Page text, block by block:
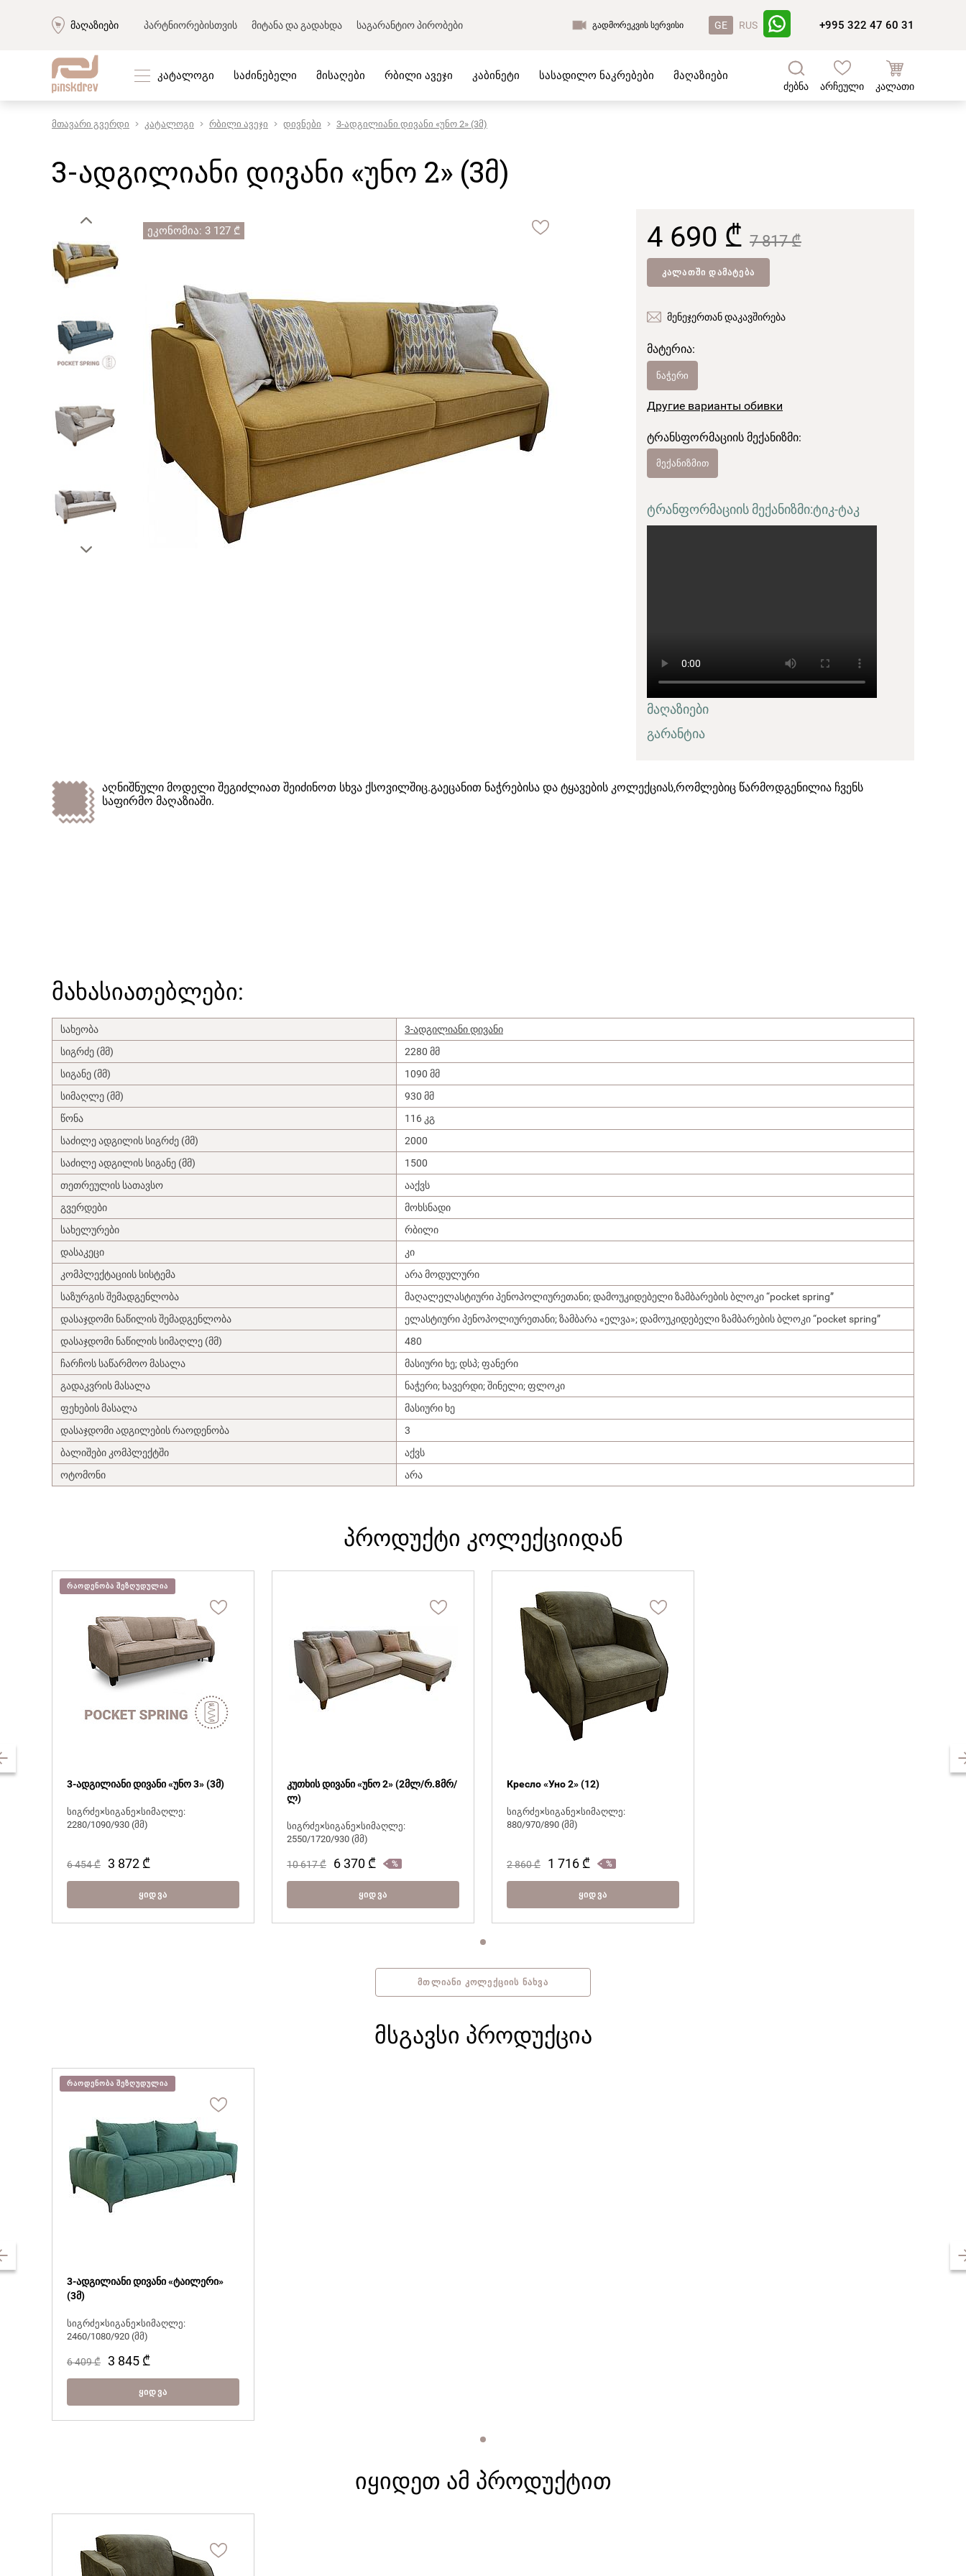
მჭირდება ვიდეოკონსულტაცია
მაღაზიები პარტნიორებისთვის მიტანა და გადახდა საგარანტიო პირობები გადმორეკვის სერვისი GE RUS +995 322 47 60 31
კატალოგი
რბილი ავეჯი
დივნები
«პრემიუმ» დივნები
ტყავის დივნები
კუთხის დივნები
სწორი დივნები
სავარძლები
პუფი-ბანკეტკები
რბილი საწოლები
კორპუსის ავეჯი
საძინებლის ავეჯი
შემოსასვლელის ავეჯი
სკამები
ტუმბოები
დეკორატიული ელემენტები
ბალიშები
გადასაფარებელი
რბილი საწოლები
საძინებელი მისაღები რბილი ავეჯი კაბინეტი სასადილო ნაკრებები მაღაზიები
ძებნა არჩეული კალათი
მთავარი გვერდი კატალოგი რბილი ავეჯი დივნები 3-ადგილიანი დივანი «უნო 2» (3მ)
3-ადგილიანი დივანი «უნო 2» (3მ)
ეკონომია: 3 127 ₾ 4 690 ₾ 7 817 ₾
ᲙᲐᲚᲐᲗᲨᲘ ᲓᲐᲛᲐᲢᲔᲑᲐ
მენეჯერთან დაკავშირება
მატერია:
ნაჭერი
Другие варианты обивки
ტრანსფორმაციის მექანიზმი:
მექანიზმით
ტრანფორმაციის მექანიზმი:ტიკ-ტაკ
მაღაზიები
გარანტია
აღნიშნული მოდელი შეგიძლიათ შეიძინოთ სხვა ქსოვილშიც.გაეცანით ნაჭრებისა და ტყავების კოლექციას,რომლებიც წარმოდგენილია ჩვენს
საფირმო მაღაზიაში.
მახასიათებლები:
სახეობა
3-ადგილიანი დივანი
სიგრძე (მმ)
2280 მმ
სიგანე (მმ)
1090 მმ
სიმაღლე (მმ)
930 მმ
წონა
116 კგ
საძილე ადგილის სიგრძე (მმ)
2000
საძილე ადგილის სიგანე (მმ)
1500
თეთრეულის სათავსო
ააქვს
გვერდები
მოხსნადი
სახელურები
რბილი
დასაკეცი
კი
კომპლექტაციის სისტემა
არა მოდულური
საზურგის შემადგენლობა
მაღალელასტიური პენოპოლიურეთანი; დამოუკიდებელი ზამბარების ბლოკი “pocket spring”
დასაჯდომი ნაწილის შემადგენლობა
ელასტიური პენოპოლიურეთანი; ზამბარა «ელვა»; დამოუკიდებელი ზამბარების ბლოკი “pocket spring”
დასაჯდომი ნაწილის სიმაღლე (მმ)
480
ჩარჩოს საწარმოო მასალა
მასიური ხე; დსპ; ფანერი
გადაკვრის მასალა
ნაჭერი; ხავერდი; შინელი; ფლოკი
ფეხების მასალა
მასიური ხე
დასაჯდომი ადგილების რაოდენობა
3
ბალიშები კომპლექტში
აქვს
ოტომონი
არა
პროდუქტი კოლექციიდან
ᲠᲐᲝᲓᲔᲜᲝᲑᲐ ᲨᲔᲖᲦᲣᲓᲣᲚᲘᲐ
3-ადგილიანი დივანი «უნო 3» (3მ)
სიგრძე×სიგანე×სიმაღლე:
2280/1090/930 (მმ)
6 454₾ 3 872 ₾
ᲧᲘᲓᲕᲐ
კუთხის დივანი «უნო 2» (2მლ/რ.8მრ/
ლ)
სიგრძე×სიგანე×სიმაღლე:
2550/1720/930 (მმ)
10 617₾ 6 370 ₾
ᲧᲘᲓᲕᲐ
Кресло «Уно 2» (12)
სიგრძე×სიგანე×სიმაღლე:
880/970/890 (მმ)
2 860₾ 1 716 ₾
ᲧᲘᲓᲕᲐ
ᲛᲗᲚᲘᲐᲜᲘ ᲙᲝᲚᲔᲥᲪᲘᲘᲡ ᲜᲐᲮᲕᲐ
მსგავსი პროდუქცია
ᲠᲐᲝᲓᲔᲜᲝᲑᲐ ᲨᲔᲖᲦᲣᲓᲣᲚᲘᲐ
3-ადგილიანი დივანი «ტაილერი»
(3მ)
სიგრძე×სიგანე×სიმაღლე:
2460/1080/920 (მმ)
6 409₾ 3 845 ₾
ᲧᲘᲓᲕᲐ
იყიდეთ ამ პროდუქტით